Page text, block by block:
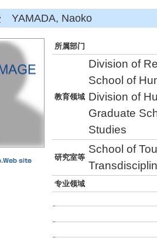
YAMADA, Naoko
所属部门
教育领域
Division of
School of
Division of
Graduate
Studies
研究室等
School of
专业领域